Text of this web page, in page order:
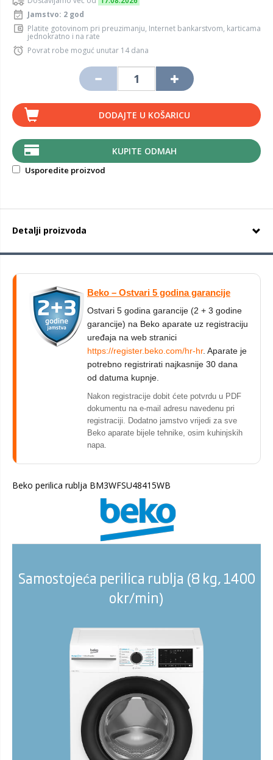
Jamstvo: 2 god
Platite gotovinom pri preuzimanju, Internet bankarstvom, karticama
jednokratno i na rate
Povrat robe moguć unutar 14 dana
DODAJTE U KOŠARICU
KUPITE ODMAH
Usporedite proizvod
Detalji proizvoda
Beko – Ostvari 5 godina garancije
Ostvari 5 godina garancije (2 + 3 godine
garancije) na Beko aparate uz registraciju
uređaja na web stranici
https://register.beko.com/hr-hr. Aparate je
potrebno registrirati najkasnije 30 dana
od datuma kupnje.
Nakon registracije dobit ćete potvrdu u PDF
dokumentu na e-mail adresu navedenu pri
registraciji. Dodatno jamstvo vrijedi za sve
Beko aparate bijele tehnike, osim kuhinjskih
napa.
Beko perilica rublja BM3WFSU48415WB
Samostojeća perilica rublja (8 kg, 1400
okr/min)